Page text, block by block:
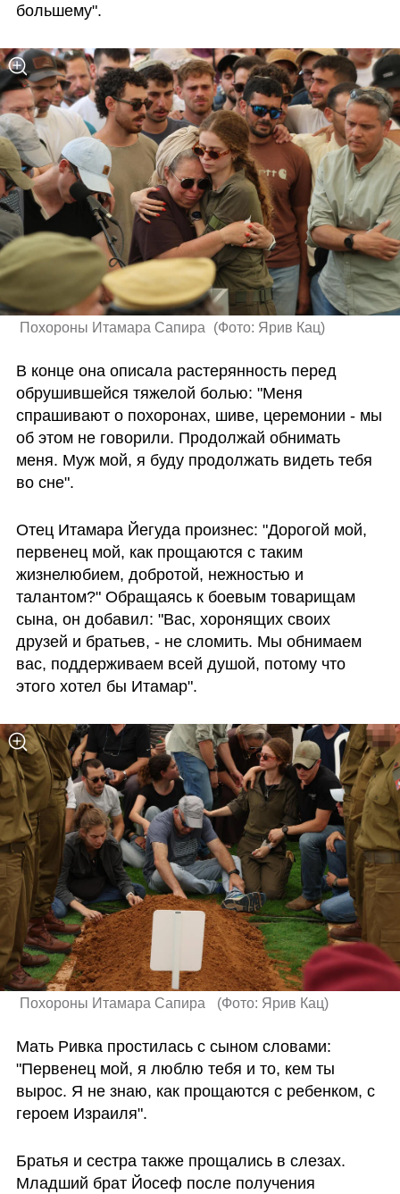
большему".
Похороны Итамара Сапира (Фото: Ярив Кац)
В конце она описала растерянность перед
обрушившейся тяжелой болью: "Меня
спрашивают о похоронах, шиве, церемонии - мы
об этом не говорили. Продолжай обнимать
меня. Муж мой, я буду продолжать видеть тебя
во сне".
Отец Итамара Йегуда произнес: "Дорогой мой,
первенец мой, как прощаются с таким
жизнелюбием, добротой, нежностью и
талантом?" Обращаясь к боевым товарищам
сына, он добавил: "Вас, хоронящих своих
друзей и братьев, - не сломить. Мы обнимаем
вас, поддерживаем всей душой, потому что
этого хотел бы Итамар".
Похороны Итамара Сапира (Фото: Ярив Кац)
Мать Ривка простилась с сыном словами:
"Первенец мой, я люблю тебя и то, кем ты
вырос. Я не знаю, как прощаются с ребенком, с
героем Израиля".
Братья и сестра также прощались в слезах.
Младший брат Йосеф после получения